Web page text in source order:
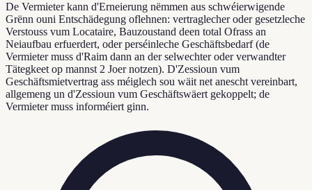
De Vermieter kann d'Erneierung nëmmen aus schwéierwigende
Grënn ouni Entschädegung oflehnen: vertraglecher oder gesetzleche
Verstouss vum Locataire, Bauzoustand deen total Ofrass an
Neiaufbau erfuerdert, oder perséinleche Geschäftsbedarf (de
Vermieter muss d'Raim dann an der selwechter oder verwandter
Tätegkeet op mannst 2 Joer notzen). D'Zessioun vum
Geschäftsmietvertrag ass méiglech sou wäit net anescht vereinbart,
allgemeng un d'Zessioun vum Geschäftswäert gekoppelt; de
Vermieter muss informéiert ginn.